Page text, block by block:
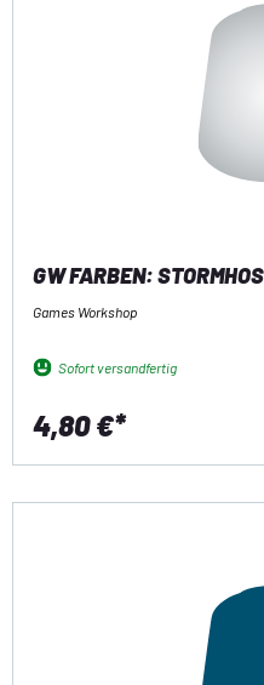
GW FARBEN:
Games Workshop
Sofort versandfertig
4,80 €*